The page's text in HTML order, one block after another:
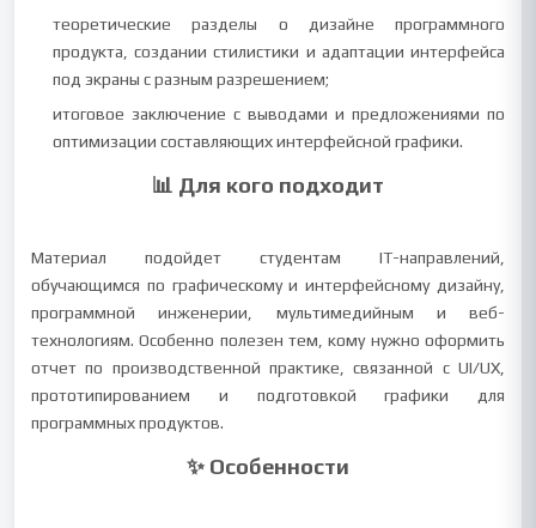
теоретические разделы о дизайне программного
продукта, создании стилистики и адаптации интерфейса
под экраны с разным разрешением;
итоговое заключение с выводами и предложениями по
оптимизации составляющих интерфейсной графики.
📊 Для кого подходит
Материал подойдет студентам IT-направлений,
обучающимся по графическому и интерфейсному дизайну,
программной инженерии, мультимедийным и веб-
технологиям. Особенно полезен тем, кому нужно оформить
отчет по производственной практике, связанной с UI/UX,
прототипированием и подготовкой графики для
программных продуктов.
✨ Особенности